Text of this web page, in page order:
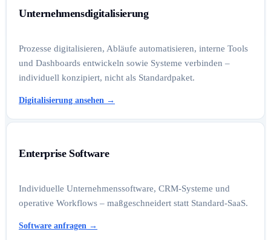
Unternehmensdigitalisierung
Prozesse digitalisieren, Abläufe automatisieren, interne Tools
und Dashboards entwickeln sowie Systeme verbinden –
individuell konzipiert, nicht als Standardpaket.
Digitalisierung ansehen →
Enterprise Software
Individuelle Unternehmenssoftware, CRM-Systeme und
operative Workflows – maßgeschneidert statt Standard-SaaS.
Software anfragen →